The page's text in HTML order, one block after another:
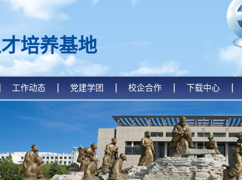
培养基地
工作动态 党建学团 校企合作 下载中心